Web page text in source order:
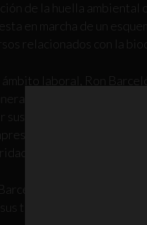
de la huella ambiental
en marcha de un
relacionados con la
ámbito laboral, Ron
alineadas al
sus necesidades básicas
con principios
en el trabajo,
reafirma su
trabajadores, el medio